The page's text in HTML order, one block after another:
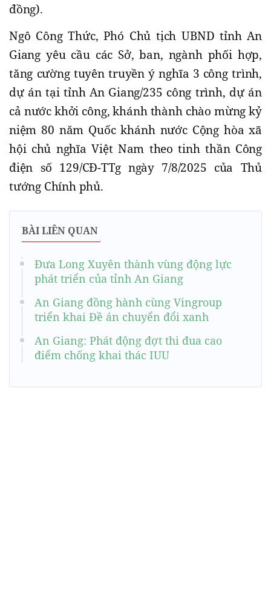
đồng).
Ngô Công Thức, Phó Chủ tịch UBND tỉnh An
Giang yêu cầu các Sở, ban, ngành phối hợp,
tăng cường tuyên truyền ý nghĩa 3 công trình,
dự án tại tỉnh An Giang/235 công trình, dự án
cả nước khởi công, khánh thành chào mừng kỷ
niệm 80 năm Quốc khánh nước Cộng hòa xã
hội chủ nghĩa Việt Nam theo tinh thần Công
điện số 129/CĐ-TTg ngày 7/8/2025 của Thủ
tướng Chính phủ.
BÀI LIÊN QUAN
Đưa Long Xuyên thành vùng động lực
phát triển của tỉnh An Giang
An Giang đồng hành cùng Vingroup
triển khai Đề án chuyển đổi xanh
An Giang: Phát động đợt thi đua cao
điểm chống khai thác IUU